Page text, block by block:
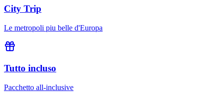
City Trip
Le metropoli piu belle d'Europa
Tutto incluso
Pacchetto all-inclusive